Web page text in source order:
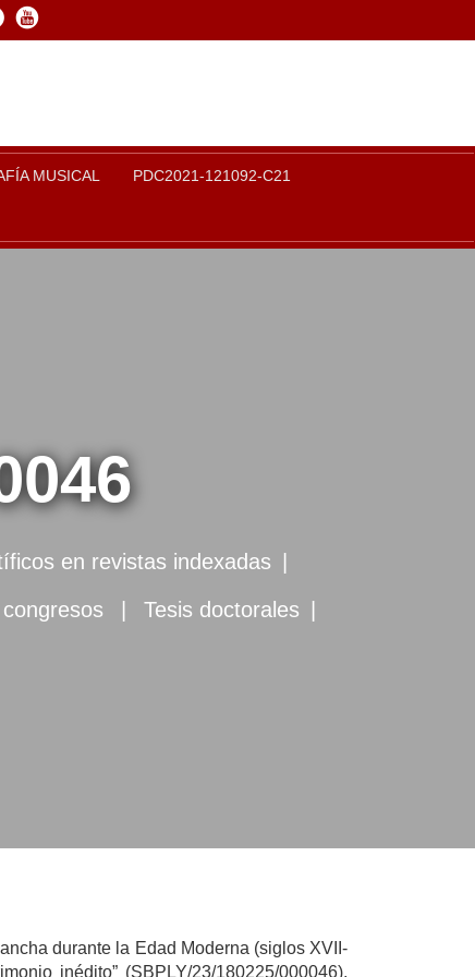
Youtube
MUSICAL PDC2021-121092-C21
en revistas indexadas
Tesis doctorales
durante la Edad Moderna (siglos XVII-
inédito” (SBPLY/23/180225/000046),